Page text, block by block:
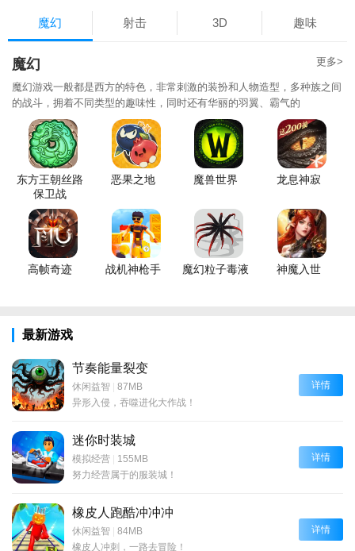
魔幻 射击 3D 趣味
魔幻 更多>
魔幻游戏一般都是西方的特色，非常刺激的装扮和人物造型，多种族之间
的战斗，拥着不同类型的趣味性，同时还有华丽的羽翼、霸气的
东方王朝丝路
保卫战
恶果之地 魔兽世界 龙息神寂
高帧奇迹 战机神枪手 魔幻粒子毒液 神魔入世
最新游戏
节奏能量裂变
休闲益智 | 87MB
异形入侵，吞噬进化大作战！
详情
迷你时装城
模拟经营 | 155MB
努力经营属于的服装城！
详情
橡皮人跑酷冲冲冲
休闲益智 | 84MB
橡皮人冲刺，一路去冒险！
详情